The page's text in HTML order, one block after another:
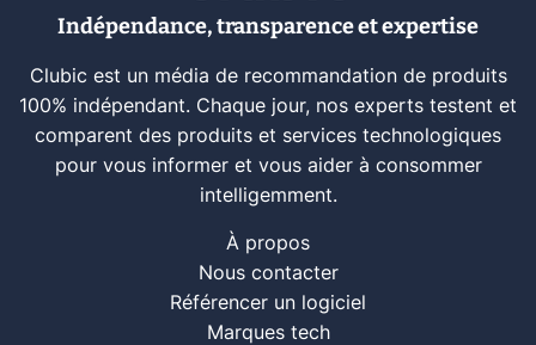
Indépendance, transparence et expertise
Clubic est un média de recommandation de produits
100% indépendant. Chaque jour, nos experts testent et
comparent des produits et services technologiques
pour vous informer et vous aider à consommer
intelligemment.
À propos
Nous contacter
Référencer un logiciel
Marques tech